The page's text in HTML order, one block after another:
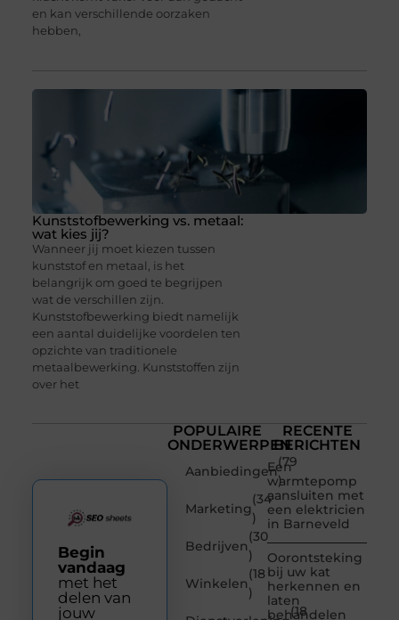
en kan verschillende oorzaken
hebben,
Kunststofbewerking vs. metaal:
wat kies jij?
Wanneer jij moet kiezen tussen
kunststof en metaal, is het
belangrijk om goed te begrijpen
wat de verschillen zijn.
Kunststofbewerking biedt namelijk
een aantal duidelijke voordelen ten
opzichte van traditionele
metaalbewerking. Kunststoffen zijn
over het
POPULAIRE
ONDERWERPEN
Aanbiedingen
(79
)
Marketing
(34
)
Bedrijven
(30
)
Winkelen
(18
)
(18
RECENTE
BERICHTEN
Een
warmtepomp
aansluiten met
een elektricien
in Barneveld
Oorontsteking
bij uw kat
herkennen en
laten
behandelen
Begin
vandaag
met het
delen van
jouw